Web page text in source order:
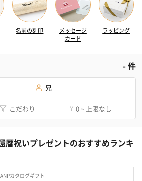
名前の刻印
メッセージ
カード
ラッピング
-件
兄
こだわり ¥ 0 ~ 上限なし
暦祝いプレゼントのおすすめランキ
カタログギフト